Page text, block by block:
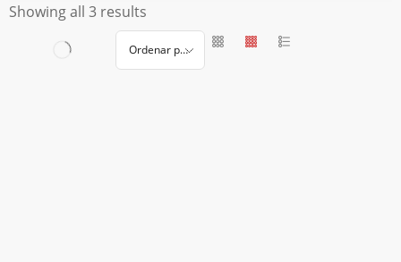
Showing all 3 results